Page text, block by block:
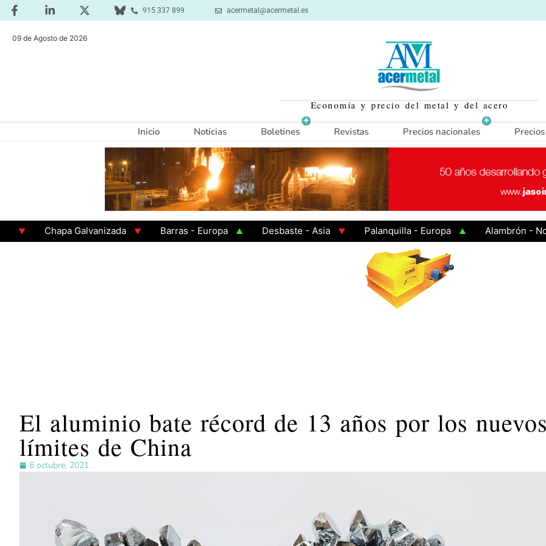
915 337 899 acermetal@acermetal.es
09 de Agosto de 2026
Economía y precio del metal y del acero
Inicio Noticias Boletines Revistas Precios nacionales
Chapa Galvanizada Barras - Europa Desbaste - Asia Palanquilla - Europa
Alambrón - Norte
El aluminio bate récord de 13 años por los
límites de China
6 octubre, 2021